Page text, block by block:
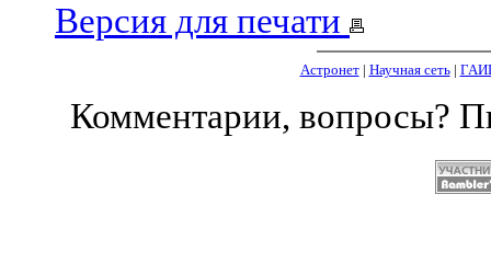
Версия для печати
Астронет| Научная сеть|
Комментарии, вопросы?